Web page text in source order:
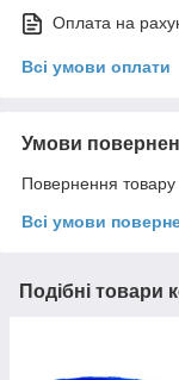
Оплата на
Всі умови оплати
Умови
Повернення
Всі умови
Подібні товари